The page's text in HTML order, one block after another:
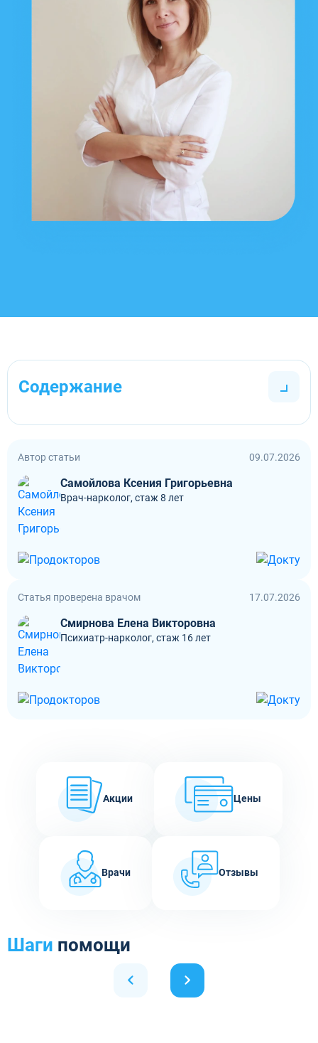
Содержание
Автор статьи 09.07.2026
Самойлова Ксения Григорьевна
Врач-нарколог, стаж 8 лет
Статья проверена врачом 17.07.2026
Смирнова Елена Викторовна
Психиатр-нарколог, стаж 16 лет
Акции Цены
Врачи Отзывы
Шаги помощи